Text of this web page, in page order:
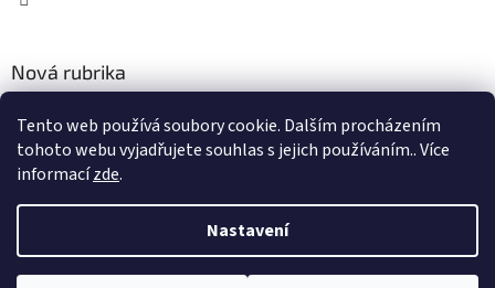
Tento web používá soubory cookie. Dalším procházením
tohoto webu vyjadřujete souhlas s jejich používáním.. Více
informacízde.
Nastavení
Nová rubrika
2.4.2020
Vytvořil Shoptet